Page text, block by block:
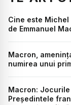
Cine este
de Emmanuel
Macron,
numirea unui
Macron:
Președintele